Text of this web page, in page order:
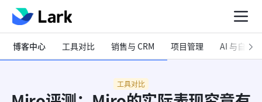
博客中心 工具对比 销售与 CRM 项目管理 AI 与自动化
工具对比